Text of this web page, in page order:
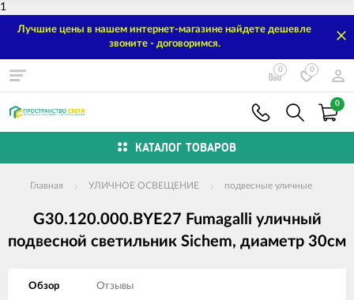
1
Лучшие цены в нашем интернет-магазине найдете дешевле
звоните - договоримся.
0 0
0
КАТАЛОГ ТОВАРОВ
Главная УЛИЧНОЕ ОСВЕЩЕНИЕ подвесные уличные
G30.120.000.BYE27 Fumagalli уличный
подвесной светильник Sichem, диаметр 30см
Обзор Отзывы